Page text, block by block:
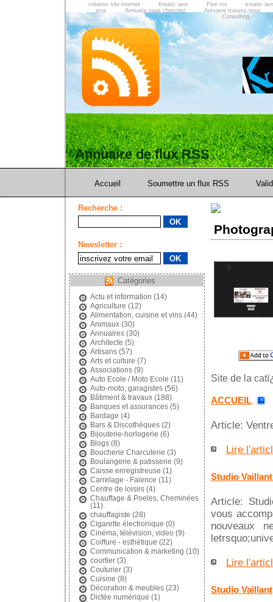
création site internet Kreatic avis Flux rss
kreatic
pros
Annuaire vous cherchez
Annuaire trouvez nous
Consulting
Annuaire de flux RSS
Accueil Soumettre un flux RSS
Recherche :
Newsletter :
Catégories
Actu et information (14)
Agriculture (12)
Alimentation, cuisine et vins(44)
Animaux(30)
Annuaires(30)
Architecte (5)
Artisans(57)
Arts et culture (7)
Associations(9)
Auto Ecole / Moto Ecole (11)
Auto-moto, garagistes(56)
Bâtiment & travaux(188)
Banques et assurances(5)
Bardage (4)
Bars & Discothèques(2)
Bijouterie-horlogerie (6)
Blogs(8)
Boucherie Charcuterie (3)
Boulangerie & patisserie (9)
Caisse enregistreuse (1)
Carrelage - Faience (11)
Centre de loisirs(4)
Chauffage & Poeles, Cheminées
(11)
chauffagiste (28)
Cigarette électronique (0)
Cinéma, télévision, video (9)
Coiffure - esthétique (22)
Communication & marketing (10)
courtier(3)
Couturier(3)
Cuisine (8)
Décoration & meubles(23)
Dictée numérique (1)
Site de la
ACCUEIL
Article:
Lire
Studio
Article:
vous
nouveaux
Lire
Studio